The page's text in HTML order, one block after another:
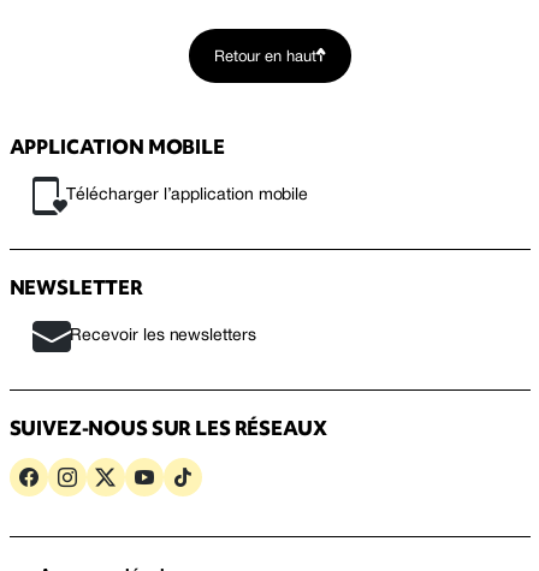
Retour en haut
APPLICATION MOBILE
Télécharger l’application mobile
NEWSLETTER
Recevoir les newsletters
SUIVEZ-NOUS SUR LES RÉSEAUX